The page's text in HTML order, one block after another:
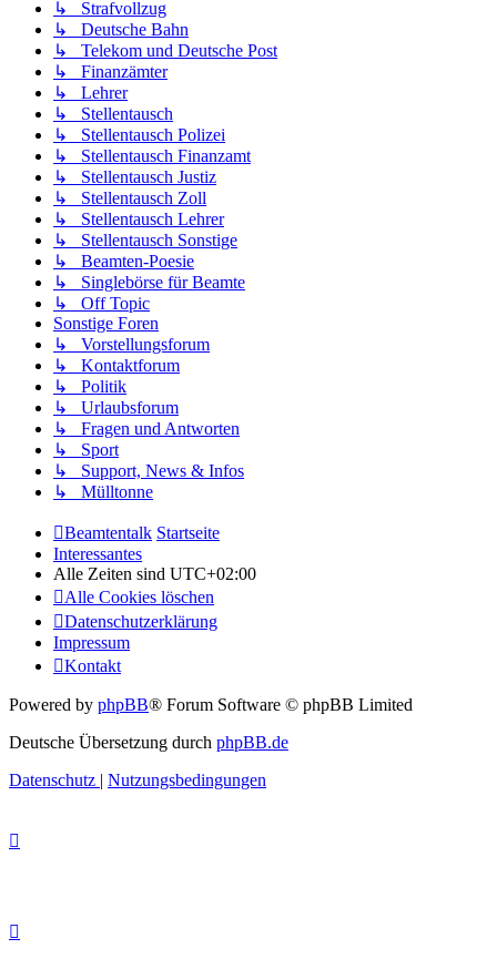
↳ Strafvollzug
↳ Deutsche Bahn
↳ Telekom und Deutsche Post
↳ Finanzämter
↳ Lehrer
↳ Stellentausch
↳ Stellentausch Polizei
↳ Stellentausch Finanzamt
↳ Stellentausch Justiz
↳ Stellentausch Zoll
↳ Stellentausch Lehrer
↳ Stellentausch Sonstige
↳ Beamten-Poesie
↳ Singlebörse für Beamte
↳ Off Topic
Sonstige Foren
↳ Vorstellungsforum
↳ Kontaktforum
↳ Politik
↳ Urlaubsforum
↳ Fragen und Antworten
↳ Sport
↳ Support, News & Infos
↳ Mülltonne
Beamtentalk Startseite
Interessantes
Alle Zeiten sind UTC+02:00
Alle Cookies löschen
Datenschutzerklärung
Impressum
Kontakt
Powered by phpBB® Forum Software © phpBB Limited
Deutsche Übersetzung durch phpBB.de
Datenschutz | Nutzungsbedingungen